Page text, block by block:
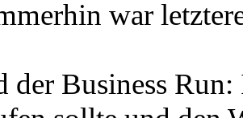
war
der Business